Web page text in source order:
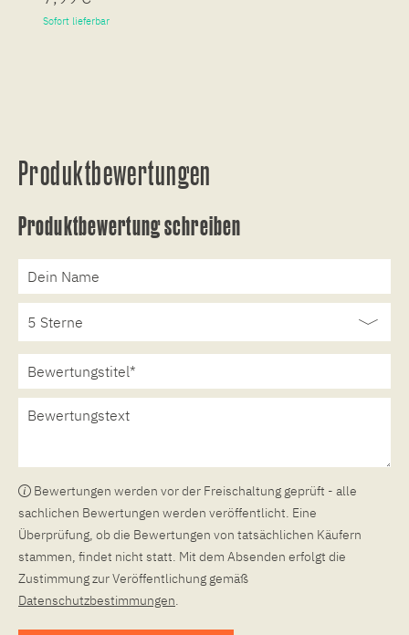
Sofort lieferbar
Produktbewertungen
Produktbewertung schreiben
Bewertungen werden vor der Freischaltung geprüft - alle
sachlichen Bewertungen werden veröffentlicht. Eine
Überprüfung, ob die Bewertungen von tatsächlichen Käufern
stammen, findet nicht statt. Mit dem Absenden erfolgt die
Zustimmung zur Veröffentlichung gemäß
Datenschutzbestimmungen.